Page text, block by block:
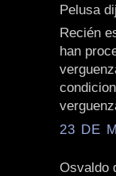
Pelusa
Recién
han
23 DE
Osvaldo